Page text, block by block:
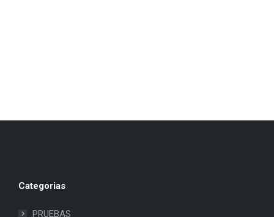
Categorias
PRUEBAS